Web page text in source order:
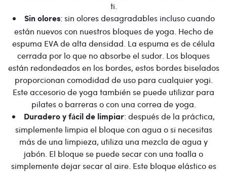
ti.
Sin olores: sin olores desagradables incluso cuando
están nuevos con nuestros bloques de yoga. Hecho de
espuma EVA de alta densidad. La espuma es de célula
cerrada por lo que no absorbe el sudor. Los bloques
están redondeados en los bordes, estos bordes biselados
proporcionan comodidad de uso para cualquier yogi.
Este accesorio de yoga también se puede utilizar para
pilates o barreras o con una correa de yoga.
Duradero y fácil de limpiar: después de la práctica,
simplemente limpia el bloque con agua o si necesitas
más de una limpieza, utiliza una mezcla de agua y
jabón. El bloque se puede secar con una toalla o
simplemente dejar secar al aire. Este bloque elástico es